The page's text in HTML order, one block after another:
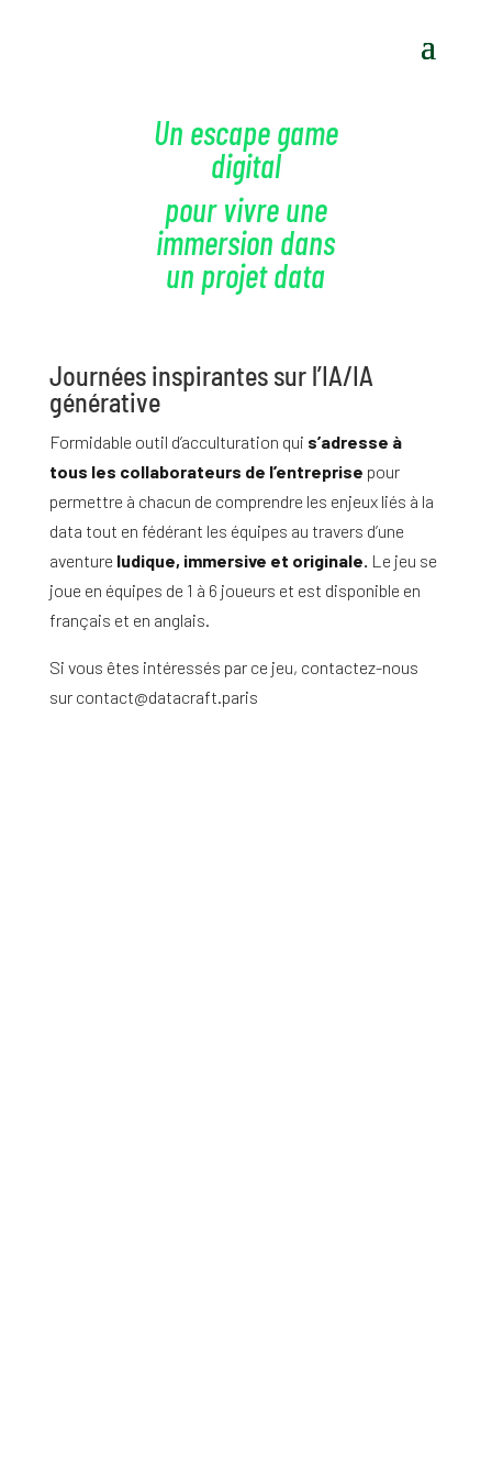
Un escape game
digital
pour vivre une
immersion dans
un projet data
Journées inspirantes sur l’IA/IA
générative
Formidable outil d’acculturation qui s’adresse à
tous les collaborateurs de l’entreprise pour
permettre à chacun de comprendre les enjeux liés à la
data tout en fédérant les équipes au travers d’une
aventure ludique, immersive et originale. Le jeu se
joue en équipes de 1 à 6 joueurs et est disponible en
français et en anglais.
Si vous êtes intéressés par ce jeu, contactez-nous
sur contact@datacraft.paris